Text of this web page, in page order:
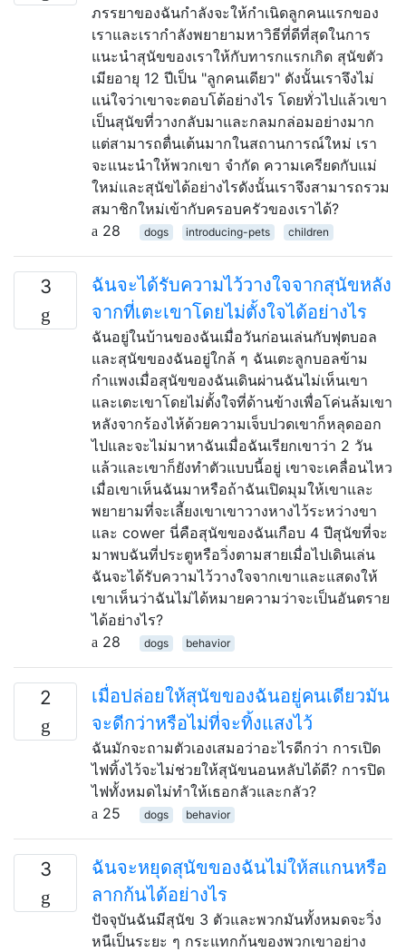
ภรรยาของฉันกำลังจะให้กำเนิดลูกคนแรกของ
เราและเรากำลังพยายามหาวิธีที่ดีที่สุดในการ
แนะนำสุนัขของเราให้กับทารกแรกเกิด สุนัขตัว
เมียอายุ 12 ปีเป็น "ลูกคนเดียว" ดังนั้นเราจึงไม่
แน่ใจว่าเขาจะตอบโต้อย่างไร โดยทั่วไปแล้วเขา
เป็นสุนัขที่วางกลับมาและกลมกล่อมอย่างมาก
แต่สามารถตื่นเต้นมากในสถานการณ์ใหม่ เรา
จะแนะนำให้พวกเขา จำกัด ความเครียดกับแม่
ใหม่และสุนัขได้อย่างไรดังนั้นเราจึงสามารถรวม
สมาชิกใหม่เข้ากับครอบครัวของเราได้?
28
dogs introducing-pets children
3
ฉันจะได้รับความไว้วางใจจากสุนัขหลัง
จากที่เตะเขาโดยไม่ตั้งใจได้อย่างไร
ฉันอยู่ในบ้านของฉันเมื่อวันก่อนเล่นกับฟุตบอล
และสุนัขของฉันอยู่ใกล้ ๆ ฉันเตะลูกบอลข้าม
กำแพงเมื่อสุนัขของฉันเดินผ่านฉันไม่เห็นเขา
และเตะเขาโดยไม่ตั้งใจที่ด้านข้างเพื่อโค่นล้มเขา
หลังจากร้องไห้ด้วยความเจ็บปวดเขาก็หลุดออก
ไปและจะไม่มาหาฉันเมื่อฉันเรียกเขาว่า 2 วัน
แล้วและเขาก็ยังทำตัวแบบนี้อยู่ เขาจะเคลื่อนไหว
เมื่อเขาเห็นฉันมาหรือถ้าฉันเปิดมุมให้เขาและ
พยายามที่จะเลี้ยงเขาเขาวางหางไว้ระหว่างขา
และ cower นี่คือสุนัขของฉันเกือบ 4 ปีสุนัขที่จะ
มาพบฉันที่ประตูหรือวิ่งตามสายเมื่อไปเดินเล่น
ฉันจะได้รับความไว้วางใจจากเขาและแสดงให้
เขาเห็นว่าฉันไม่ได้หมายความว่าจะเป็นอันตราย
ได้อย่างไร?
28
dogs behavior
2
เมื่อปล่อยให้สุนัขของฉันอยู่คนเดียวมัน
จะดีกว่าหรือไม่ที่จะทิ้งแสงไว้
ฉันมักจะถามตัวเองเสมอว่าอะไรดีกว่า การเปิด
ไฟทิ้งไว้จะไม่ช่วยให้สุนัขนอนหลับได้ดี? การปิด
ไฟทั้งหมดไม่ทำให้เธอกลัวและกลัว?
25
dogs behavior
3
ฉันจะหยุดสุนัขของฉันไม่ให้สแกนหรือ
ลากก้นได้อย่างไร
ปัจจุบันฉันมีสุนัข 3 ตัวและพวกมันทั้งหมดจะวิ่ง
หนีเป็นระยะ ๆ กระแทกก้นของพวกเขาอย่าง